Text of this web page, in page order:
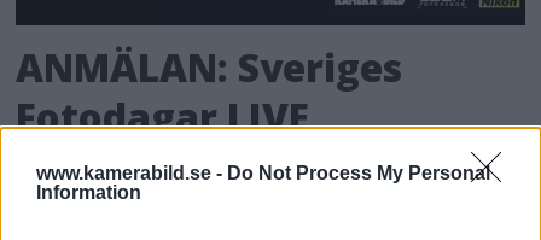
www.kamerabild.se - Do Not Process My Personal
Information
ANMÄLAN: Sveriges
Fotodagar LIVE
Anmäl dig till eventet och skicka in frågor till
Therese & Robin i förväg.